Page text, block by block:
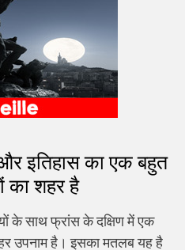
इतिहास का एक बहुत
का शहर है
के साथ फ्रांस के दक्षिण में एक
उपनाम है। इसका मतलब यह है